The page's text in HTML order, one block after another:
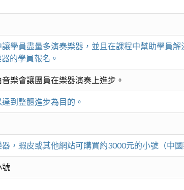
學員盡量多演奏樂器，並且在課程中幫助學員
的學員報名。
樂會讓團員在樂器演奏上進步。
到整體進步為目的。
，蝦皮或其他網站可購買約3000元的小號（中
號